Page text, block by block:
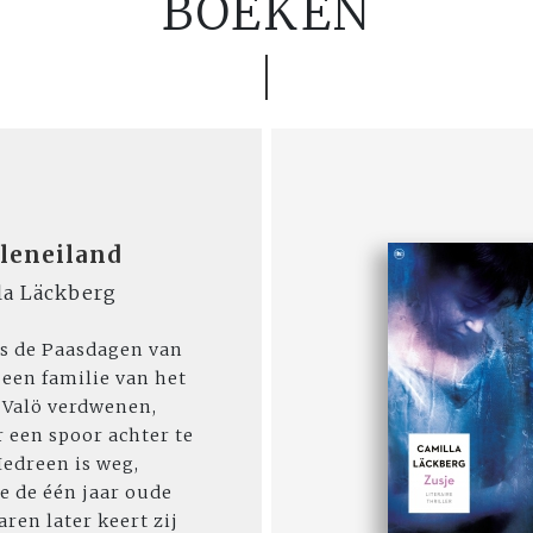
BOEKEN
Läckberg
de Paasdagen van
een familie van het
verdwenen,
een spoor achter te
is weg,
de één jaar oude
later keert zij